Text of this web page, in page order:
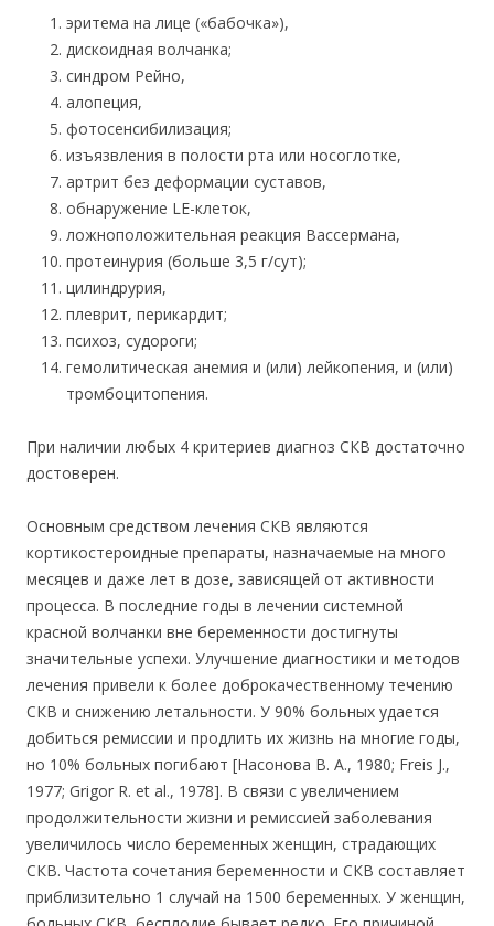
эритема на лице («бабочка»),
дискоидная волчанка;
синдром Рейно,
алопеция,
фотосенсибилизация;
изъязвления в полости рта или носоглотке,
артрит без деформации суставов,
обнаружение LE-клеток,
ложноположительная реакция Вассермана,
протеинурия (больше 3,5 г/сут);
цилиндрурия,
плеврит, перикардит;
психоз, судороги;
гемолитическая анемия и (или) лейкопения, и (или)
тромбоцитопения.
При наличии любых 4 критериев диагноз СКВ достаточно
достоверен.
Основным средством лечения СКВ являются
кортикостероидные препараты, назначаемые на много
месяцев и даже лет в дозе, зависящей от активности
процесса. В последние годы в лечении системной
красной волчанки вне беременности достигнуты
значительные успехи. Улучшение диагностики и методов
лечения привели к более доброкачественному течению
СКВ и снижению летальности. У 90% больных удается
добиться ремиссии и продлить их жизнь на многие годы,
но 10% больных погибают [Насонова В. А., 1980; Freis J.,
1977; Grigor R. et al., 1978]. В связи с увеличением
продолжительности жизни и ремиссией заболевания
увеличилось число беременных женщин, страдающих
СКВ. Частота сочетания беременности и СКВ составляет
приблизительно 1 случай на 1500 беременных. У женщин,